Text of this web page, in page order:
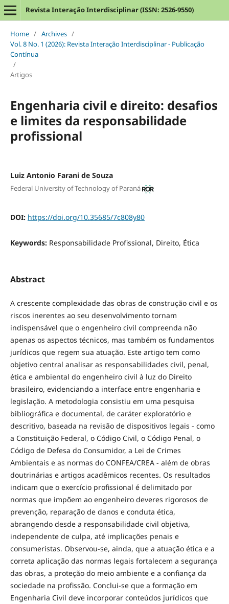
Revista Interação Interdisciplinar (ISSN: 2526-9550)
Home / Archives /
Vol. 8 No. 1 (2026): Revista Interação Interdisciplinar - Publicação
Contínua
/
Artigos
Engenharia civil e direito: desafios
e limites da responsabilidade
profissional
Luiz Antonio Farani de Souza
Federal University of Technology of Paraná
DOI: https://doi.org/10.35685/7c808y80
Keywords: Responsabilidade Profissional, Direito, Ética
Abstract
A crescente complexidade das obras de construção civil e os
riscos inerentes ao seu desenvolvimento tornam
indispensável que o engenheiro civil compreenda não
apenas os aspectos técnicos, mas também os fundamentos
jurídicos que regem sua atuação. Este artigo tem como
objetivo central analisar as responsabilidades civil, penal,
ética e ambiental do engenheiro civil à luz do Direito
brasileiro, evidenciando a interface entre engenharia e
legislação. A metodologia consistiu em uma pesquisa
bibliográfica e documental, de caráter exploratório e
descritivo, baseada na revisão de dispositivos legais - como
a Constituição Federal, o Código Civil, o Código Penal, o
Código de Defesa do Consumidor, a Lei de Crimes
Ambientais e as normas do CONFEA/CREA - além de obras
doutrinárias e artigos acadêmicos recentes. Os resultados
indicam que o exercício profissional é delimitado por
normas que impõem ao engenheiro deveres rigorosos de
prevenção, reparação de danos e conduta ética,
abrangendo desde a responsabilidade civil objetiva,
independente de culpa, até implicações penais e
consumeristas. Observou-se, ainda, que a atuação ética e a
correta aplicação das normas legais fortalecem a segurança
das obras, a proteção do meio ambiente e a confiança da
sociedade na profissão. Conclui-se que a formação em
Engenharia Civil deve incorporar conteúdos jurídicos que